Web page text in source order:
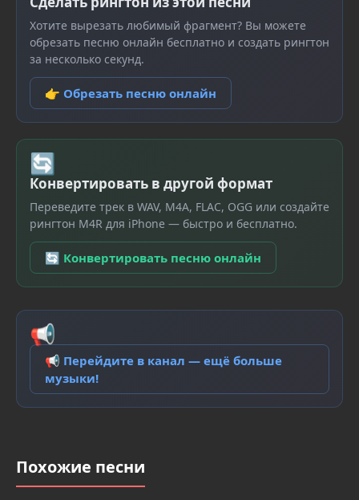
Хотите вырезать любимый фрагмент? Вы можете
обрезать песню онлайн бесплатно и создать рингтон
за несколько секунд.
👉 Обрезать песню онлайн
🔄
Конвертировать в другой формат
Переведите трек в WAV, M4A, FLAC, OGG или создайте
рингтон M4R для iPhone — быстро и бесплатно.
🔄 Конвертировать песню онлайн
📢
📢 Перейдите в канал — ещё больше
музыки!
Похожие песни